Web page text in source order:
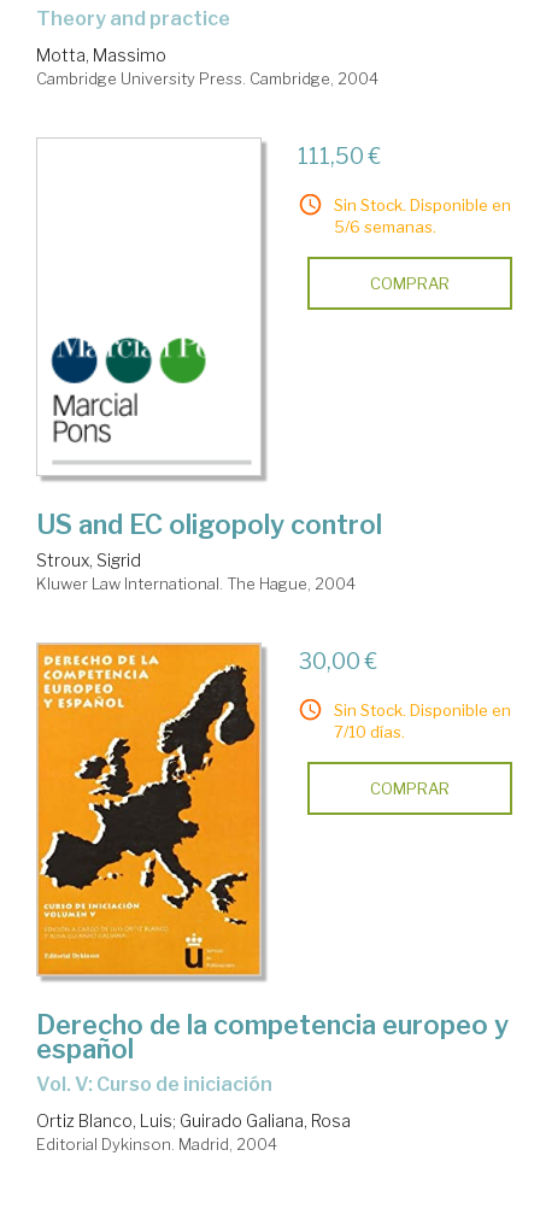
theory and practice
Motta, Massimo
Cambridge University Press. Cambridge, 2004
111,50 €
Sin Stock. Disponible en
5/6 semanas.
COMPRAR
US and EC oligopoly control
Stroux, Sigrid
Kluwer Law International. The Hague, 2004
30,00 €
Sin Stock. Disponible en
7/10 días.
COMPRAR
Derecho de la competencia europeo y
español
Vol. V: Curso de iniciación
Ortiz Blanco, Luis; Guirado Galiana, Rosa
Editorial Dykinson. Madrid, 2004